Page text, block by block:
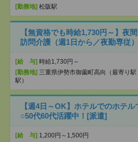
[勤務地] 松阪駅
【無資格でも時給1,730円～】夜
訪問介護（週1日から／夜勤専従
[給 与] 時給1,730円～
[勤務地] 三重県伊勢市御薗町高向（最寄り駅
駅）
【週4日～OK】ホテルでのホテ
○50代60代活躍中！[派遣]
[給 与] 1,200円～1,500円